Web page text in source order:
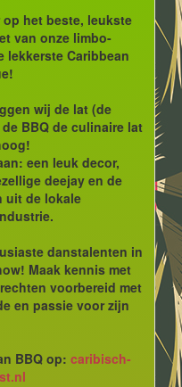
het beste, leukste
van onze limbo-
lekkerste Caribbean
wij de lat (de
BBQ de culinaire lat
een leuk decor,
deejay en de
uit de lokale
danstalenten in
Maak kennis met
voorbereid met
en passie voor zijn
BBQ op: caribisch-